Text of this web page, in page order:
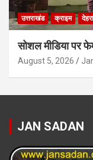
उत्तराखंड क्राइम
सोशल मीडिया पर
August 5, 2026
JAN SADAN